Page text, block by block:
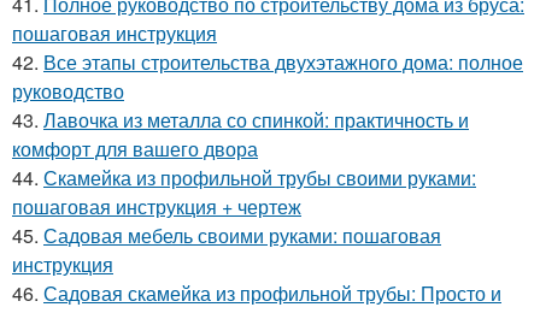
пошаговая инструкция
42. Все этапы строительства двухэтажного дома: полное
руководство
43. Лавочка из металла со спинкой: практичность и
комфорт для вашего двора
44. Скамейка из профильной трубы своими руками:
пошаговая инструкция + чертеж
45. Садовая мебель своими руками: пошаговая
инструкция
46. Садовая скамейка из профильной трубы: Просто и